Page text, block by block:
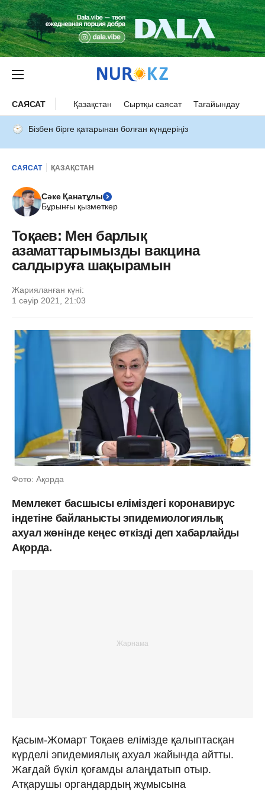
САЯСАТ Қазақстан Сыртқы саясат Тағайындау
Бізбен бірге қатарынан болған күндеріңіз
САЯСАТ ҚАЗАҚСТАН
Сәке Қанатұлы
Бұрынғы қызметкер
Тоқаев: Мен барлық
азаматтарымызды вакцина
салдыруға шақырамын
Жарияланған күні:
1 сәуір 2021, 21:03
Фото: Ақорда
Мемлекет басшысы еліміздегі коронавирус
індетіне байланысты эпидемиологиялық
ахуал жөнінде кеңес өткізді деп хабарлайды
Ақорда.
Қасым-Жомарт Тоқаев елімізде қалыптасқан
күрделі эпидемиялық ахуал жайында айтты.
Жағдай бүкіл қоғамды алаңдатып отыр.
Атқарушы органдардың жұмысына